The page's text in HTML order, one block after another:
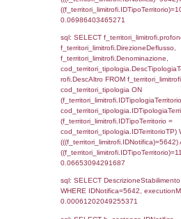
JOIN
sql: SELECT